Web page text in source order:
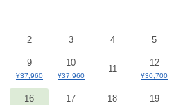
2 3 4 5
9
¥37,960
10
¥37,960
11
12
¥30,700
16 17 18 19